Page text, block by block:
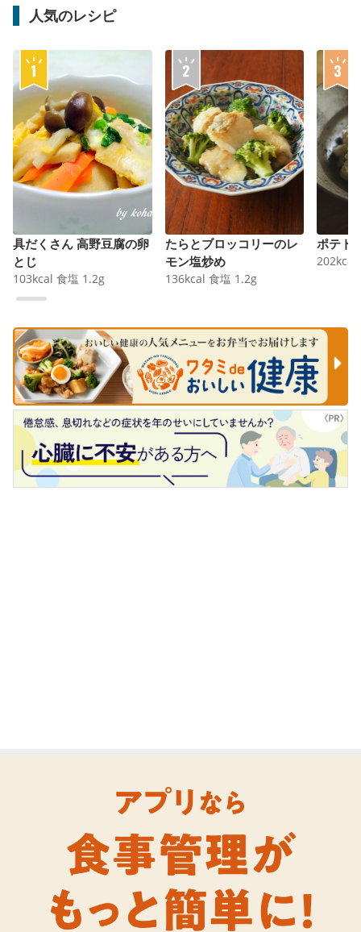
人気のレシピ
具だくさん 高野豆腐の卵
とじ
103kcal 食塩 1.2g
たらとブロッコリーのレ
モン塩炒め
136kcal 食塩 1.2g
ポテト
202kcal